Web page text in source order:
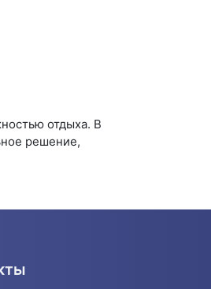
отдыха. В
решение,